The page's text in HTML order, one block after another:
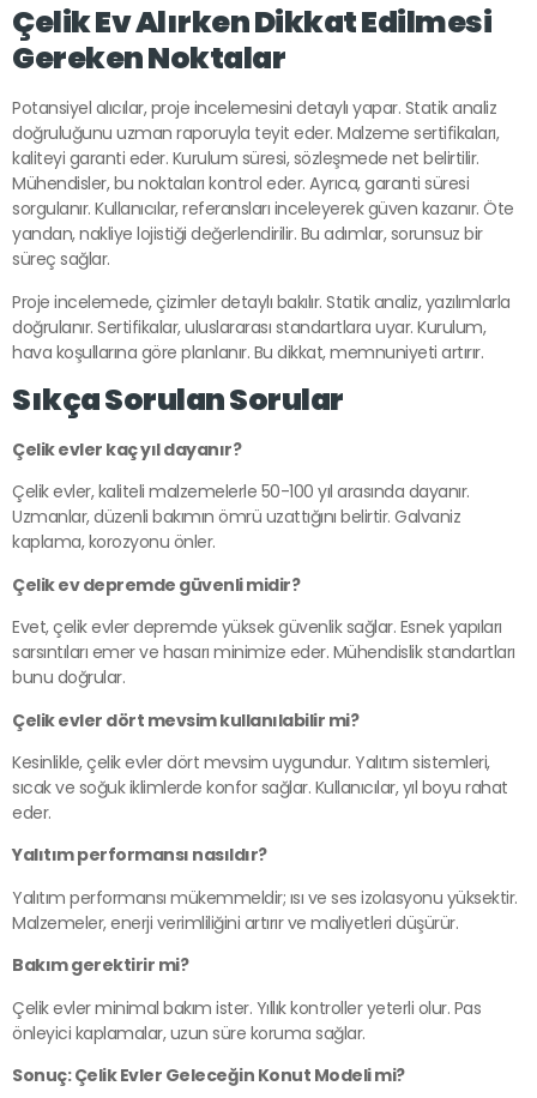
Çelik Ev Alırken Dikkat Edilmesi
Gereken Noktalar
Potansiyel alıcılar, proje incelemesini detaylı yapar. Statik analiz
doğruluğunu uzman raporuyla teyit eder. Malzeme sertifikaları,
kaliteyi garanti eder. Kurulum süresi, sözleşmede net belirtilir.
Mühendisler, bu noktaları kontrol eder. Ayrıca, garanti süresi
sorgulanır. Kullanıcılar, referansları inceleyerek güven kazanır. Öte
yandan, nakliye lojistiği değerlendirilir. Bu adımlar, sorunsuz bir
süreç sağlar.
Proje incelemede, çizimler detaylı bakılır. Statik analiz, yazılımlarla
doğrulanır. Sertifikalar, uluslararası standartlara uyar. Kurulum,
hava koşullarına göre planlanır. Bu dikkat, memnuniyeti artırır.
Sıkça Sorulan Sorular
Çelik evler kaç yıl dayanır?
Çelik evler, kaliteli malzemelerle 50-100 yıl arasında dayanır.
Uzmanlar, düzenli bakımın ömrü uzattığını belirtir. Galvaniz
kaplama, korozyonu önler.
Çelik ev depremde güvenli midir?
Evet, çelik evler depremde yüksek güvenlik sağlar. Esnek yapıları
sarsıntıları emer ve hasarı minimize eder. Mühendislik standartları
bunu doğrular.
Çelik evler dört mevsim kullanılabilir mi?
Kesinlikle, çelik evler dört mevsim uygundur. Yalıtım sistemleri,
sıcak ve soğuk iklimlerde konfor sağlar. Kullanıcılar, yıl boyu rahat
eder.
Yalıtım performansı nasıldır?
Yalıtım performansı mükemmeldir; ısı ve ses izolasyonu yüksektir.
Malzemeler, enerji verimliliğini artırır ve maliyetleri düşürür.
Bakım gerektirir mi?
Çelik evler minimal bakım ister. Yıllık kontroller yeterli olur. Pas
önleyici kaplamalar, uzun süre koruma sağlar.
Sonuç: Çelik Evler Geleceğin Konut Modeli mi?